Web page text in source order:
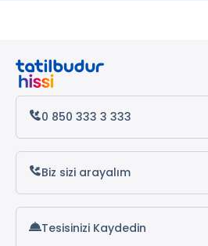
0 850 333 3 333
Biz sizi arayalım
Tesisinizi Kaydedin